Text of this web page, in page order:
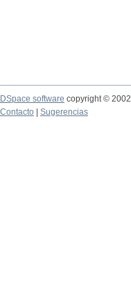
DSpace software copyright ©
Contacto
Sugerencias